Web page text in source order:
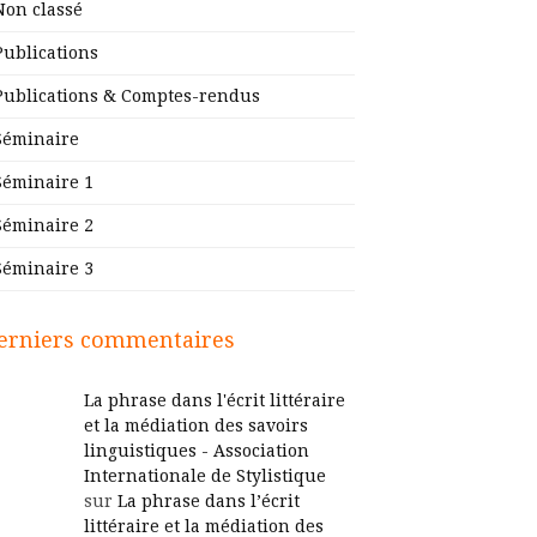
classé
& Comptes-rendus
1
2
3
commentaires
La phrase dans l'écrit littéraire
et la médiation des savoirs
linguistiques - Association
Internationale de Stylistique
sur La phrase dans l’écrit
littéraire et la médiation des